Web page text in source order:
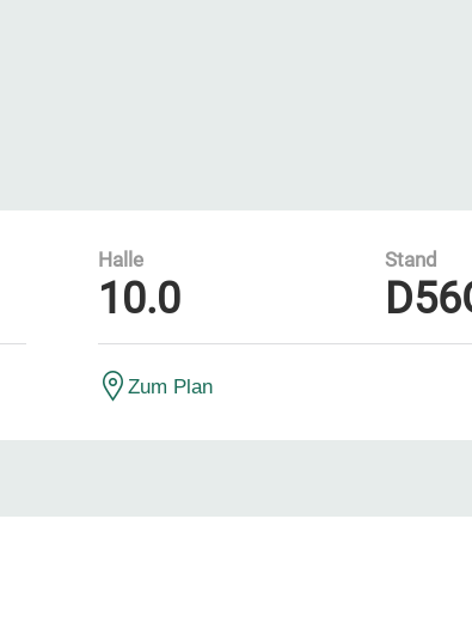
Halle
10.0
Stand
Zum Plan